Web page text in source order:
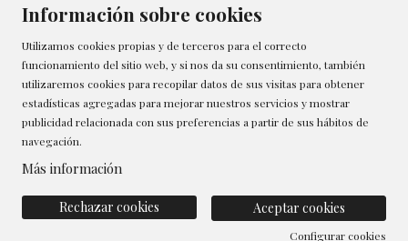
Transparencia
Canal de denúncias
Política de Cookies
Contactar
Gestionar cookies
Información sobre cookies
Utilizamos cookies propias y de terceros para el correcto
funcionamiento del sitio web, y si nos da su consentimiento, también
utilizaremos cookies para recopilar datos de sus visitas para obtener
estadísticas agregadas para mejorar nuestros servicios y mostrar
publicidad relacionada con sus preferencias a partir de sus hábitos de
navegación.
Más información
Aceptar cookies
Rechazar cookies
Configurar cookies